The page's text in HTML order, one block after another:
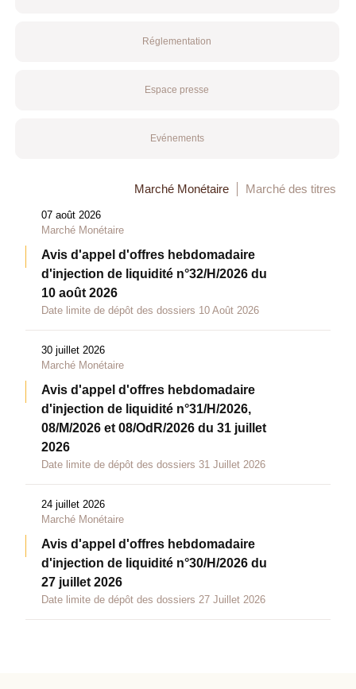
Réglementation
Espace presse
Evénements
Marché Monétaire Marché des titres
07 août 2026
Marché Monétaire
Avis d'appel d'offres hebdomadaire
d'injection de liquidité n°32/H/2026 du
10 août 2026
Date limite de dépôt des dossiers 10 Août 2026
30 juillet 2026
Marché Monétaire
Avis d'appel d'offres hebdomadaire
d'injection de liquidité n°31/H/2026,
08/M/2026 et 08/OdR/2026 du 31 juillet
2026
Date limite de dépôt des dossiers 31 Juillet 2026
24 juillet 2026
Marché Monétaire
Avis d'appel d'offres hebdomadaire
d'injection de liquidité n°30/H/2026 du
27 juillet 2026
Date limite de dépôt des dossiers 27 Juillet 2026